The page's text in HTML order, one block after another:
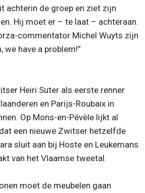
achterin de groep en ziet zijn
Hij moet er – te laat – achteraan.
commentator Michel Wuyts zijn
we have a problem!”
Heiri Suter als eerste renner
en Parijs-Roubaix in
Op Mons-en-Pévèle lijkt al
een nieuwe Zwitser hetzelfde
sluit aan bij Hoste en Leukemans
van het Vlaamse tweetal.
moet de meubelen gaan